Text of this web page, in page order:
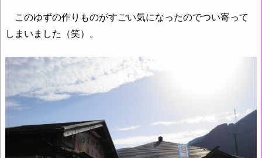
このゆずの作りものがすごい気になったのでつい寄って
しまいました（笑）。